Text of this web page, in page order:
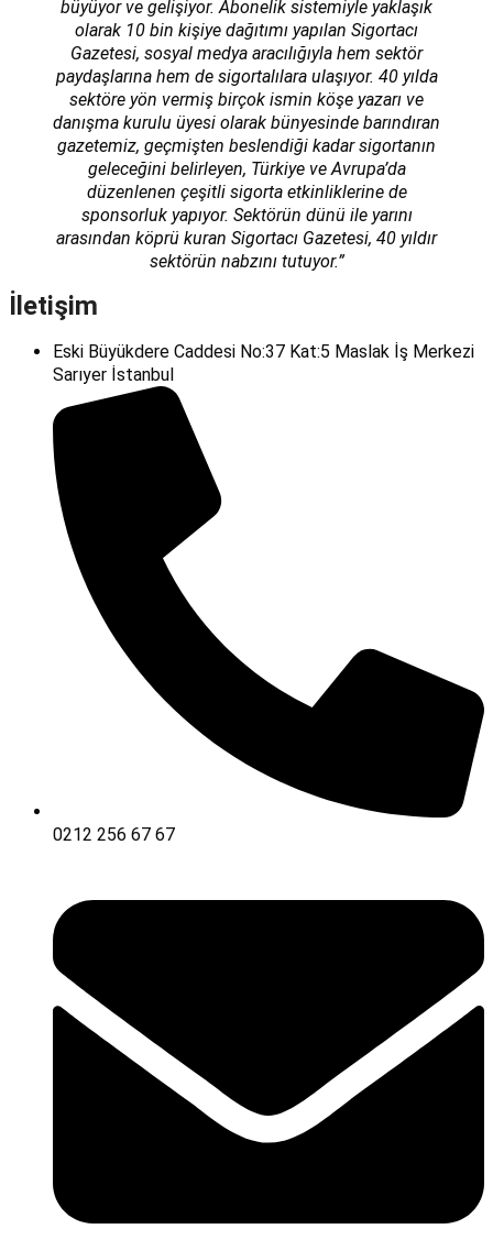
büyüyor ve gelişiyor. Abonelik sistemiyle yaklaşık
olarak 10 bin kişiye dağıtımı yapılan Sigortacı
Gazetesi, sosyal medya aracılığıyla hem sektör
paydaşlarına hem de sigortalılara ulaşıyor. 40 yılda
sektöre yön vermiş birçok ismin köşe yazarı ve
danışma kurulu üyesi olarak bünyesinde barındıran
gazetemiz, geçmişten beslendiği kadar sigortanın
geleceğini belirleyen, Türkiye ve Avrupa’da
düzenlenen çeşitli sigorta etkinliklerine de
sponsorluk yapıyor. Sektörün dünü ile yarını
arasından köprü kuran Sigortacı Gazetesi, 40 yıldır
sektörün nabzını tutuyor.”
İletişim
Eski Büyükdere Caddesi No:37 Kat:5 Maslak İş Merkezi
Sarıyer İstanbul
0212 256 67 67